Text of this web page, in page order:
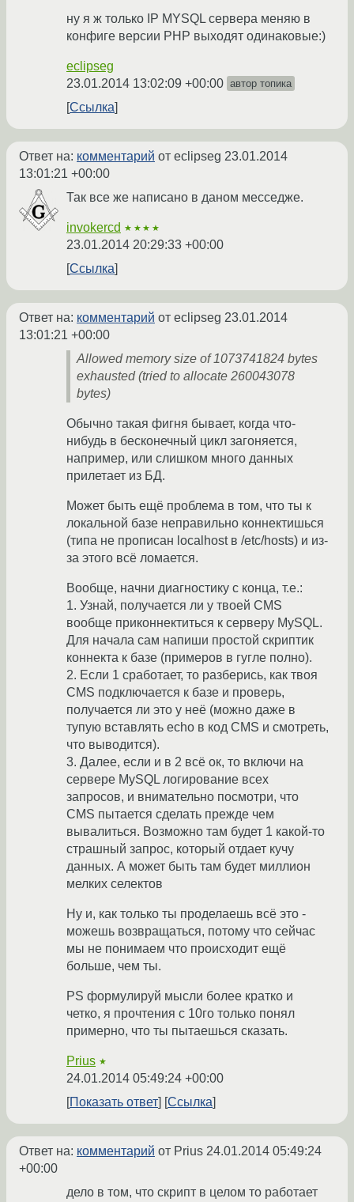
ну я ж только IP MYSQL сервера меняю в
конфиге версии PHP выходят одинаковые:)
eclipseg
23.01.2014 13:02:09 +00:00 автор топика
Ссылка
Ответ на: комментарий от eclipseg 23.01.2014
13:01:21 +00:00
Так все же написано в даном месседже.
invokercd ★★★★
23.01.2014 20:29:33 +00:00
Ссылка
Ответ на: комментарий от eclipseg 23.01.2014
13:01:21 +00:00
Allowed memory size of 1073741824 bytes
exhausted (tried to allocate 260043078
bytes)
Обычно такая фигня бывает, когда что-
нибудь в бесконечный цикл загоняется,
например, или слишком много данных
прилетает из БД.
Может быть ещё проблема в том, что ты к
локальной базе неправильно коннектишься
(типа не прописан localhost в /etc/hosts) и из-
за этого всё ломается.
Вообще, начни диагностику с конца, т.е.:
1. Узнай, получается ли у твоей CMS
вообще приконнектиться к серверу MySQL.
Для начала сам напиши простой скриптик
коннекта к базе (примеров в гугле полно).
2. Если 1 сработает, то разберись, как твоя
CMS подключается к базе и проверь,
получается ли это у неё (можно даже в
тупую вставлять echo в код CMS и смотреть,
что выводится).
3. Далее, если и в 2 всё ок, то включи на
сервере MySQL логирование всех
запросов, и внимательно посмотри, что
CMS пытается сделать прежде чем
вывалиться. Возможно там будет 1 какой-то
страшный запрос, который отдает кучу
данных. А может быть там будет миллион
мелких селектов
Ну и, как только ты проделаешь всё это -
можешь возвращаться, потому что сейчас
мы не понимаем что происходит ещё
больше, чем ты.
PS формулируй мысли более кратко и
четко, я прочтения с 10го только понял
примерно, что ты пытаешься сказать.
Prius ★
24.01.2014 05:49:24 +00:00
Показать ответ
Ссылка
Ответ на: комментарий от Prius 24.01.2014 05:49:24
+00:00
дело в том, что скрипт в целом то работает